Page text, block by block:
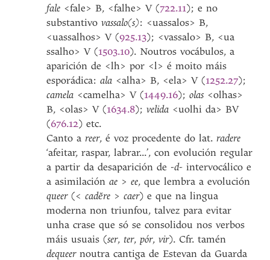
fale <fale> B, <falhe> V (722.11); e no
substantivovassalo(s): <uassalos> B,
<uassalhos> V (925.13); <vassalo> B, <ua
ssalho> V (1503.10). Noutros vocábulos, a
aparición de <lh> por <l> é moito máis
esporádica:ala <alha> B, <ela> V (1252.27);
camela <camelha> V (1449.16);olas <olhas>
B, <olas> V (1634.8);velida <uolhi da> BV
(676.12) etc.
Canto areer, é voz procedente do lat.radere
‘afeitar, raspar, labrar...’, con evolución regular
a partir da desaparición de -d- intervocálico e
a asimilaciónae >ee, que lembra a evolución
queer(<cadĕre >caer) e que na lingua
moderna non triunfou, talvez para evitar
unha crase que só se consolidou nos verbos
máis usuais (ser,ter,pór,vir). Cfr. tamén
dequeernoutra cantiga de Estevan da Guarda